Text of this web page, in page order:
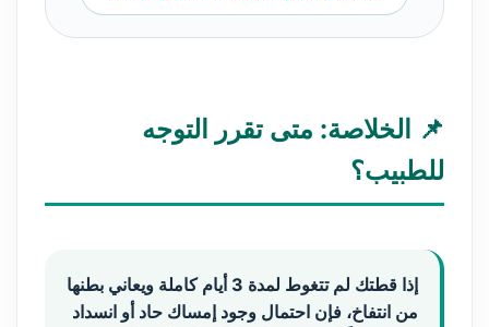
📌 الخلاصة: متى تقرر التوجه
للطبيب؟
إذا قطتك لم تتغوط لمدة 3 أيام كاملة ويعاني بطنها
من انتفاخ، فإن احتمال وجود إمساك حاد أو انسداد